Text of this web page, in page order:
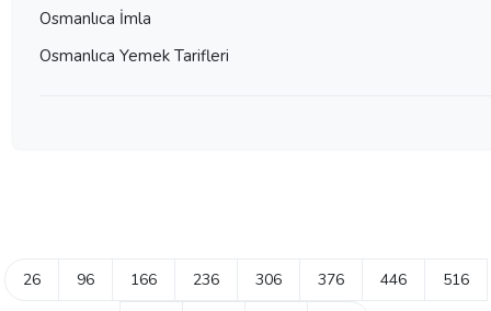
Osmanlıca İmla
Osmanlıca Yemek Tarifleri
26 96 166 236 306 376 446 516